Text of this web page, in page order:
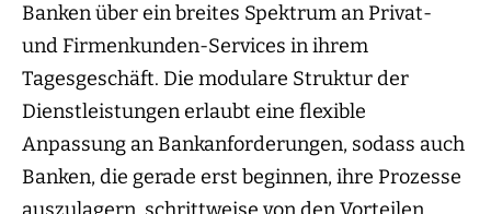
Banken über ein breites Spektrum an Privat-
und Firmenkunden-Services in ihrem
Tagesgeschäft. Die modulare Struktur der
Dienstleistungen erlaubt eine flexible
Anpassung an Bankanforderungen, sodass auch
Banken, die gerade erst beginnen, ihre Prozesse